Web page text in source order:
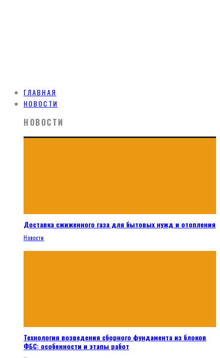
ГЛАВНАЯ
НОВОСТИ
НОВОСТИ
Доставка сжиженного газа для бытовых нужд и отопления
Новости
Технология возведения сборного фундамента из блоков
ФБС: особенности и этапы работ